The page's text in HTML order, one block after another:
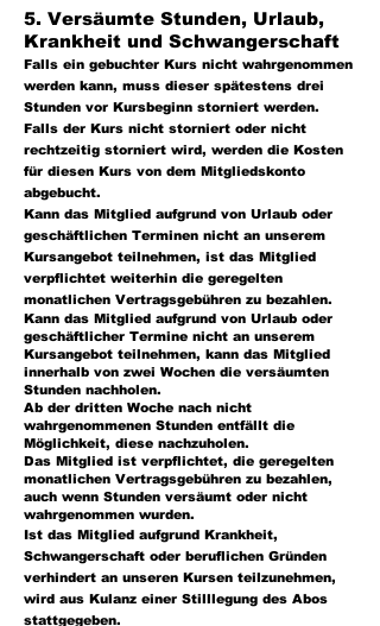
5. Versäumte Stunden, Urlaub,
Krankheit und Schwangerschaft
Falls ein gebuchter Kurs nicht wahrgenommen
werden kann, muss dieser spätestens drei
Stunden vor Kursbeginn storniert werden.
Falls der Kurs nicht storniert oder nicht
rechtzeitig storniert wird, werden die Kosten
für diesen Kurs von dem Mitgliedskonto
abgebucht.
Kann das Mitglied aufgrund von Urlaub oder
geschäftlichen Terminen nicht an unserem
Kursangebot teilnehmen, ist das Mitglied
verpflichtet weiterhin die geregelten
monatlichen Vertragsgebühren zu bezahlen.
Kann das Mitglied aufgrund von Urlaub oder
geschäftlicher Termine nicht an unserem
Kursangebot teilnehmen, kann das Mitglied
innerhalb von zwei Wochen die versäumten
Stunden nachholen.
Ab der dritten Woche nach nicht
wahrgenommenen Stunden entfällt die
Möglichkeit, diese nachzuholen.
Das Mitglied ist verpflichtet, die geregelten
monatlichen Vertragsgebühren zu bezahlen,
auch wenn Stunden versäumt oder nicht
wahrgenommen wurden.
Ist das Mitglied aufgrund Krankheit,
Schwangerschaft oder beruflichen Gründen
verhindert an unseren Kursen teilzunehmen,
wird aus Kulanz einer Stilllegung des Abos
stattgegeben.